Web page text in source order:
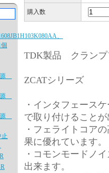
、
源
源
源
止
購入数
TDK製品 クラン
ZCATシリーズ
・インタフェース
で取り付けること
・フェライトコア
果に優れています。
・コモンモードノ
出来ます。